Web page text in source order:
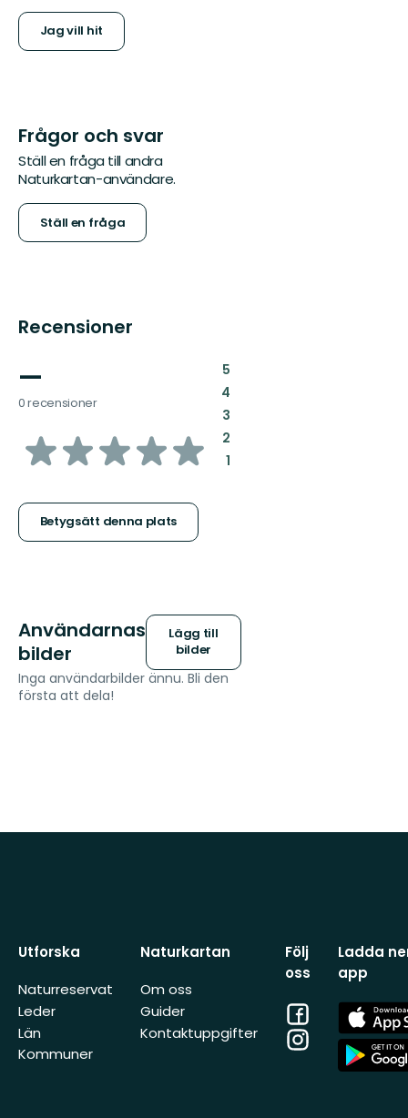
Jag vill hit
Frågor och svar
Ställ en fråga till andra
Naturkartan-användare.
Ställ en fråga
Recensioner
—
0 recensioner
av
stjärnor
Betygsätt denna plats
5:
4:
3:
2:
1:
Användarnas
bilder
Lägg till
bilder
Inga användarbilder ännu. Bli den
första att dela!
Utforska
Naturreservat
Leder
Län
Kommuner
Naturkartan
Om oss
Guider
Kontaktuppgifter
Följ
oss
Facebook
Instagram
Ladda
app
App
Store
App
Store